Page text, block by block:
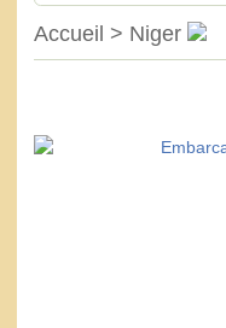
Accueil > Niger